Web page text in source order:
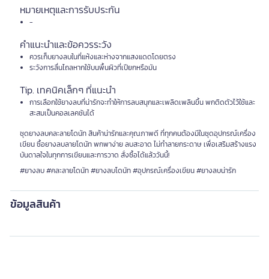
หมายเหตุและการรับประกัน
-
คำแนะนำและข้อควรระวัง
ควรเก็บยางลบในที่แห้งและห่างจากแสงแดดโดยตรง
ระวังการลื่นไถลหากใช้บนพื้นผิวที่เปียกหรือมัน
Tip. เทคนิคเล็กๆ ที่แนะนำ
การเลือกใช้ยางลบที่น่ารักจะทำให้การลบสนุกและเพลิดเพลินขึ้น พกติดตัวไว้ใช้และ
สะสมเป็นคอลเลคชันได้
ชุดยางลบคละลายโดนัท สินค้าน่ารักและคุณภาพดี ที่ทุกคนต้องมีในชุดอุปกรณ์เครื่อง
เขียน ซื้อยางลบลายโดนัท พกพาง่าย ลบสะอาด ไม่ทำลายกระดาษ เพื่อเสริมสร้างแรง
บันดาลใจในทุกการเขียนและการวาด สั่งซื้อได้แล้ววันนี้!
#ยางลบ #คละลายโดนัท #ยางลบโดนัท #อุปกรณ์เครื่องเขียน #ยางลบน่ารัก
ข้อมูลสินค้า